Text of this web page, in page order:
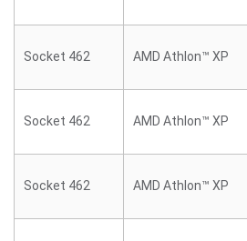
Socket 462 AMD Athlon™ XP
Socket 462 AMD Athlon™ XP
Socket 462 AMD Athlon™ XP